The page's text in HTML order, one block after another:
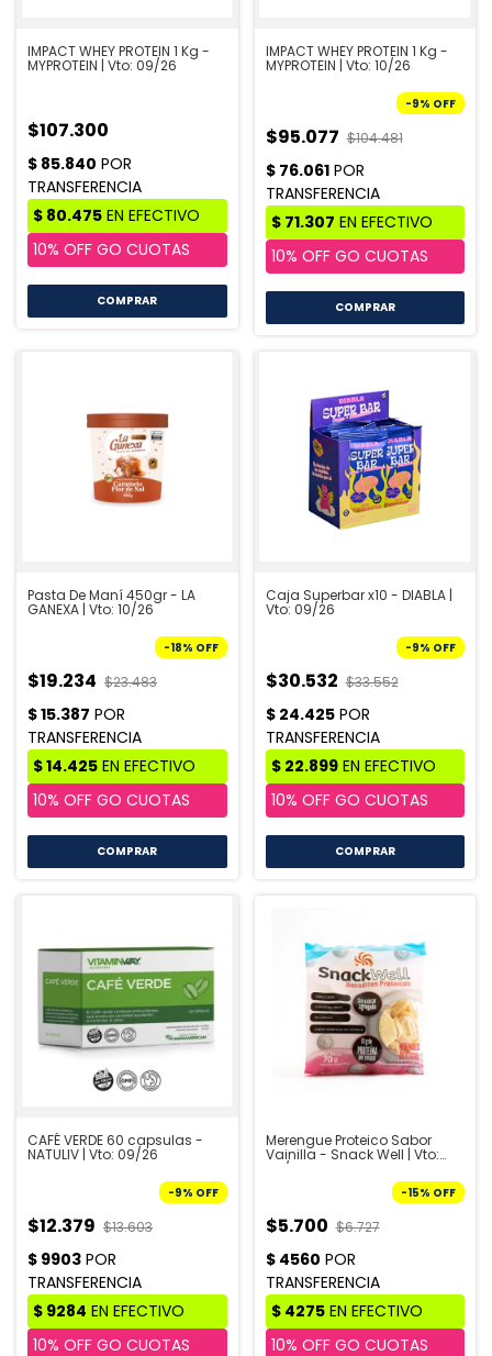
IMPACT WHEY PROTEIN 1 Kg -
MYPROTEIN | Vto: 09/26
$107.300
COMPRAR
IMPACT WHEY PROTEIN 1 Kg -
MYPROTEIN | Vto: 10/26
-9% OFF
$95.077 $104.481
COMPRAR
Pasta De Maní 450gr - LA
GANEXA | Vto: 10/26
-18% OFF
$19.234 $23.483
COMPRAR
Caja Superbar x10 - DIABLA |
Vto: 09/26
-9% OFF
$30.532 $33.552
COMPRAR
CAFÉ VERDE 60 capsulas -
NATULIV | Vto: 09/26
-9% OFF
$12.379 $13.603
Merengue Proteico Sabor
Vainilla - Snack Well | Vto:
09/2026
-15% OFF
$5.700 $6.727